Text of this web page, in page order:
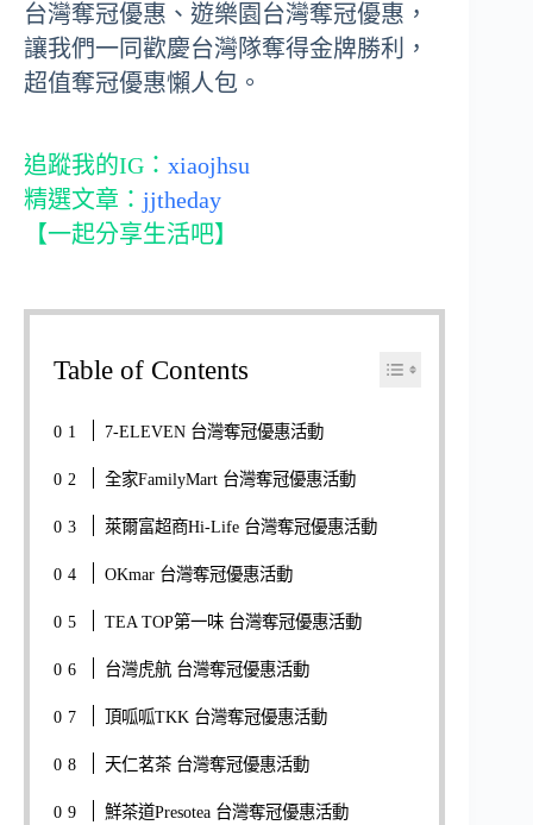
台灣奪冠優惠、遊樂園台灣奪冠優惠，
讓我們一同歡慶台灣隊奪得金牌勝利，
超值奪冠優惠懶人包。
追蹤我的IG： xiaojhsu
精選文章： jjtheday
【一起分享生活吧】
Table of Contents
7-ELEVEN 台灣奪冠優惠活動
全家FamilyMart 台灣奪冠優惠活動
萊爾富超商Hi-Life 台灣奪冠優惠活動
OKmar 台灣奪冠優惠活動
TEA TOP第一味 台灣奪冠優惠活動
台灣虎航 台灣奪冠優惠活動
頂呱呱TKK 台灣奪冠優惠活動
天仁茗茶 台灣奪冠優惠活動
鮮茶道Presotea 台灣奪冠優惠活動